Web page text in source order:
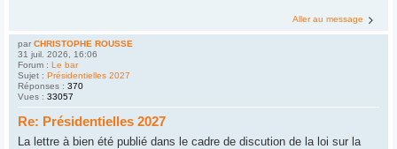
Aller au message
par CHRISTOPHE ROUSSE
31 juil. 2026, 16:06
Forum : Le bar
Sujet : Présidentielles 2027
Réponses : 370
Vues : 33057
Re: Présidentielles 2027
La lettre à bien été publié dans le cadre de discution de la loi sur la